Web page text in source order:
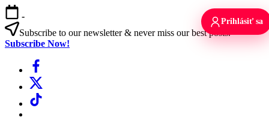
Skip
to
content
-
Subscribe to our newsletter & never miss our best posts.
Subscribe Now!
Facebook
X
TikTok
Prihlásiť sa